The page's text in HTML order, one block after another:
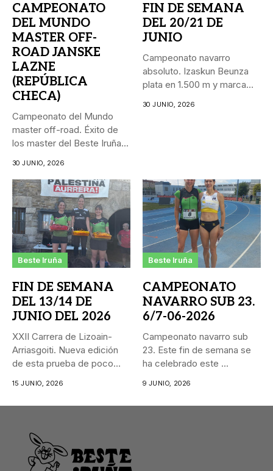
CAMPEONATO
DEL MUNDO
MASTER OFF-
ROAD JANSKE
LAZNE
(REPÚBLICA
CHECA)
Campeonato del Mundo
master off-road. Éxito de
los master del Beste Iruña...
30 JUNIO, 2026
FIN DE SEMANA
DEL 20/21 DE
JUNIO
Campeonato navarro
absoluto. Izaskun Beunza
plata en 1.500 m y marca
30 JUNIO, 2026
Beste Iruña
FIN DE SEMANA
DEL 13/14 DE
JUNIO DEL 2026
XXII Carrera de Lizoain-
Arriasgoiti. Nueva edición
de esta prueba de poco
15 JUNIO, 2026
Beste Iruña
CAMPEONATO
NAVARRO SUB 23.
6/7-06-2026
Campeonato navarro sub
23. Este fin de semana se
ha celebrado este ...
9 JUNIO, 2026